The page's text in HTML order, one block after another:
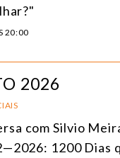
20:00
2026
com Silvio
1200 Dias